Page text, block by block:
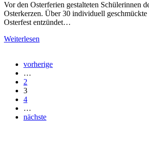
Vor den Osterferien gestalteten Schülerinnen
Osterkerzen. Über 30 individuell
Osterfest entzündet…
Weiterlesen
vorherige
…
2
3
4
…
nächste